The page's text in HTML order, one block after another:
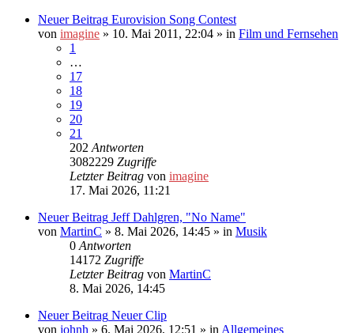
Neuer Beitrag Eurovision Song Contest
von imagine » 10. Mai 2011, 22:04 » in Film und Fernsehen
1
…
17
18
19
20
21
202 Antworten
3082229 Zugriffe
Letzter Beitrag von imagine
17. Mai 2026, 11:21
Neuer Beitrag Jeff Dahlgren, "No Name"
von MartinC » 8. Mai 2026, 14:45 » in Musik
0 Antworten
14172 Zugriffe
Letzter Beitrag von MartinC
8. Mai 2026, 14:45
Neuer Beitrag Neuer Clip
von johnh » 6. Mai 2026, 12:51 » in Allgemeines